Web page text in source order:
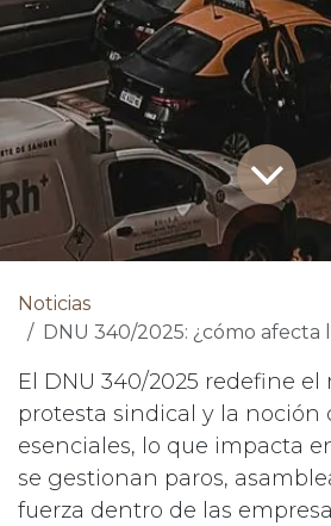
Noticias
DNU 340/2025: ¿cómo afecta la protesta
El DNU 340/2025 redefine el
protesta sindical y la noción
esenciales, lo que impacta
se gestionan paros,
fuerza dentro de las